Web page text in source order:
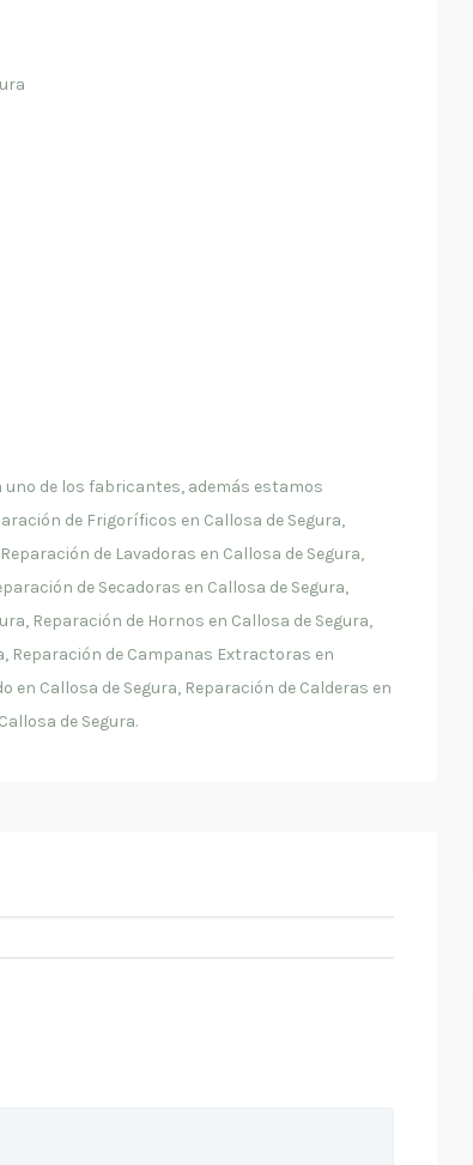
de los fabricantes, además estamos
de Frigoríficos en Callosa de Segura,
de Lavadoras en Callosa de Segura,
de Secadoras en Callosa de Segura,
Reparación de Hornos en Callosa de Segura,
Reparación de Campanas Extractoras en
en Callosa de Segura, Reparación de Calderas en
de Segura.